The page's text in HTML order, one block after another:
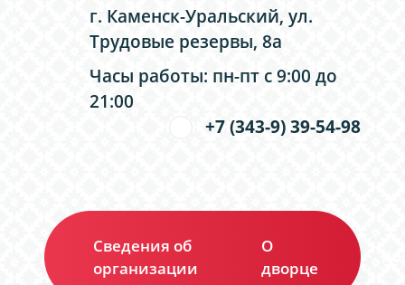
г. Каменск-Уральский, ул.
Трудовые резервы, 8а
Часы работы: пн-пт с 9:00 до
21:00
+7 (343-9) 39-54-98
Сведения об
организации
О
дворце